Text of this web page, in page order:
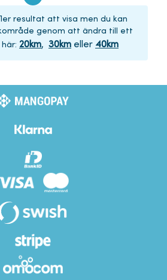
resultat att visa men du kan
genom att ändra till ett
här: 20km, 30km eller 40km